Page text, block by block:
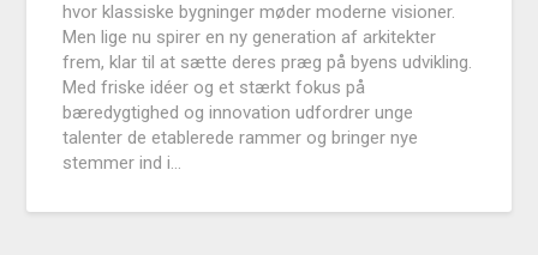
hvor klassiske bygninger møder moderne visioner.
Men lige nu spirer en ny generation af arkitekter
frem, klar til at sætte deres præg på byens udvikling.
Med friske idéer og et stærkt fokus på
bæredygtighed og innovation udfordrer unge
talenter de etablerede rammer og bringer nye
stemmer ind i…